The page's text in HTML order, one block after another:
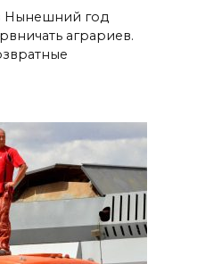
Нынешний год
аграриев.